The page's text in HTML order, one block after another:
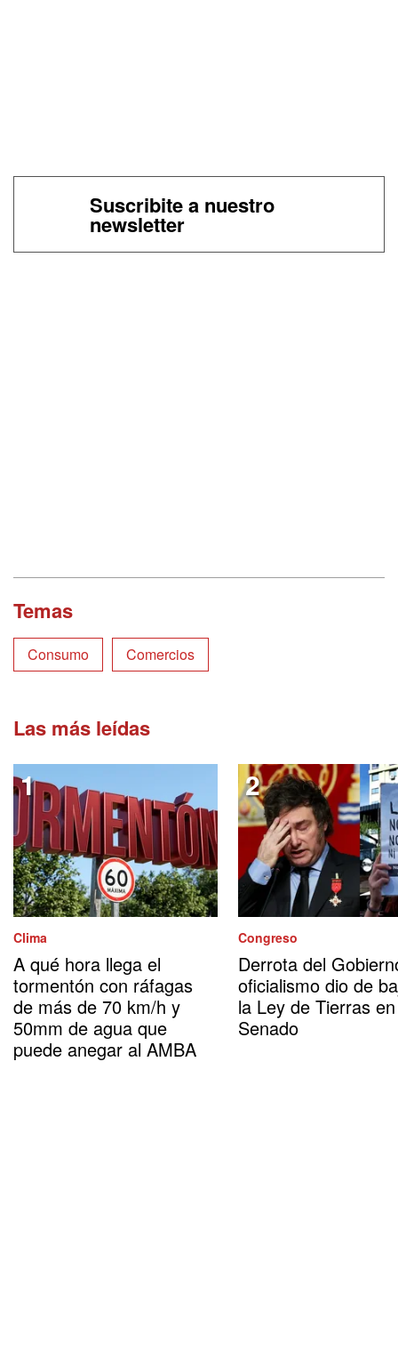
Suscribite a nuestro
newsletter
Temas
Consumo Comercios
Las más leídas
Clima
A qué hora llega el
tormentón con ráfagas
de más de 70 km/h y
50mm de agua que
puede anegar al AMBA
Congreso
Derrota del
oficialismo dio de
la Ley de Tierras
Senado